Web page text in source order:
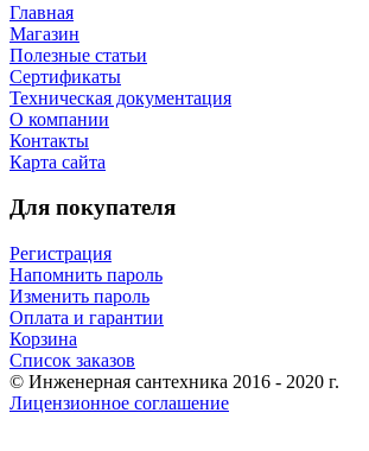
Главная
Магазин
Полезные статьи
Сертификаты
Техническая документация
О компании
Контакты
Карта сайта
Для покупателя
Регистрация
Напомнить пароль
Изменить пароль
Оплата и гарантии
Корзина
Список заказов
© Инженерная сантехника 2016 - 2020 г.
Лицензионное соглашение